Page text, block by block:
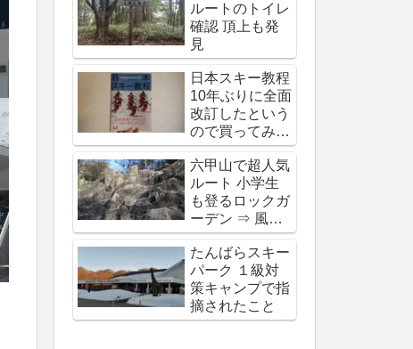
ルートのトイレ
確認 頂上も発
見
日本スキー教程
10年ぶりに全面
改訂したという
ので買ってみ
た。
六甲山で超人気
ルート 小学生
も登るロックガ
ーデン ⇒ 風吹
岩へ
たんばらスキー
パーク １級対
策キャンプで指
摘されたこと